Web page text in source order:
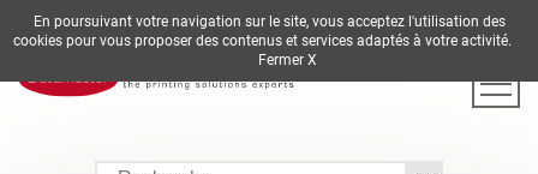
DE EN ES FR IT
En poursuivant votre navigation sur le site, vous acceptez l'utilisation des
cookies pour vous proposer des contenus et services adaptés à votre activité.
Fermer X